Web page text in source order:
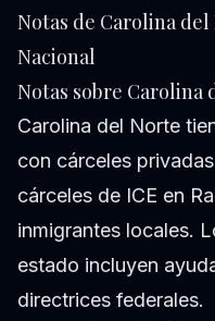
Notas de Carolina
Nacional
Notas sobre Carolina
Carolina del Norte
con cárceles
cárceles de ICE en
inmigrantes locales.
estado incluyen
directrices federales.